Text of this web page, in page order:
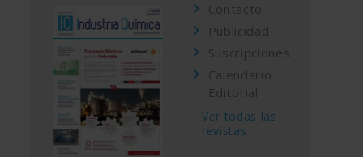
Contacto
Publicidad
Suscripciones
Calendario
Editorial
Ver todas las
revistas